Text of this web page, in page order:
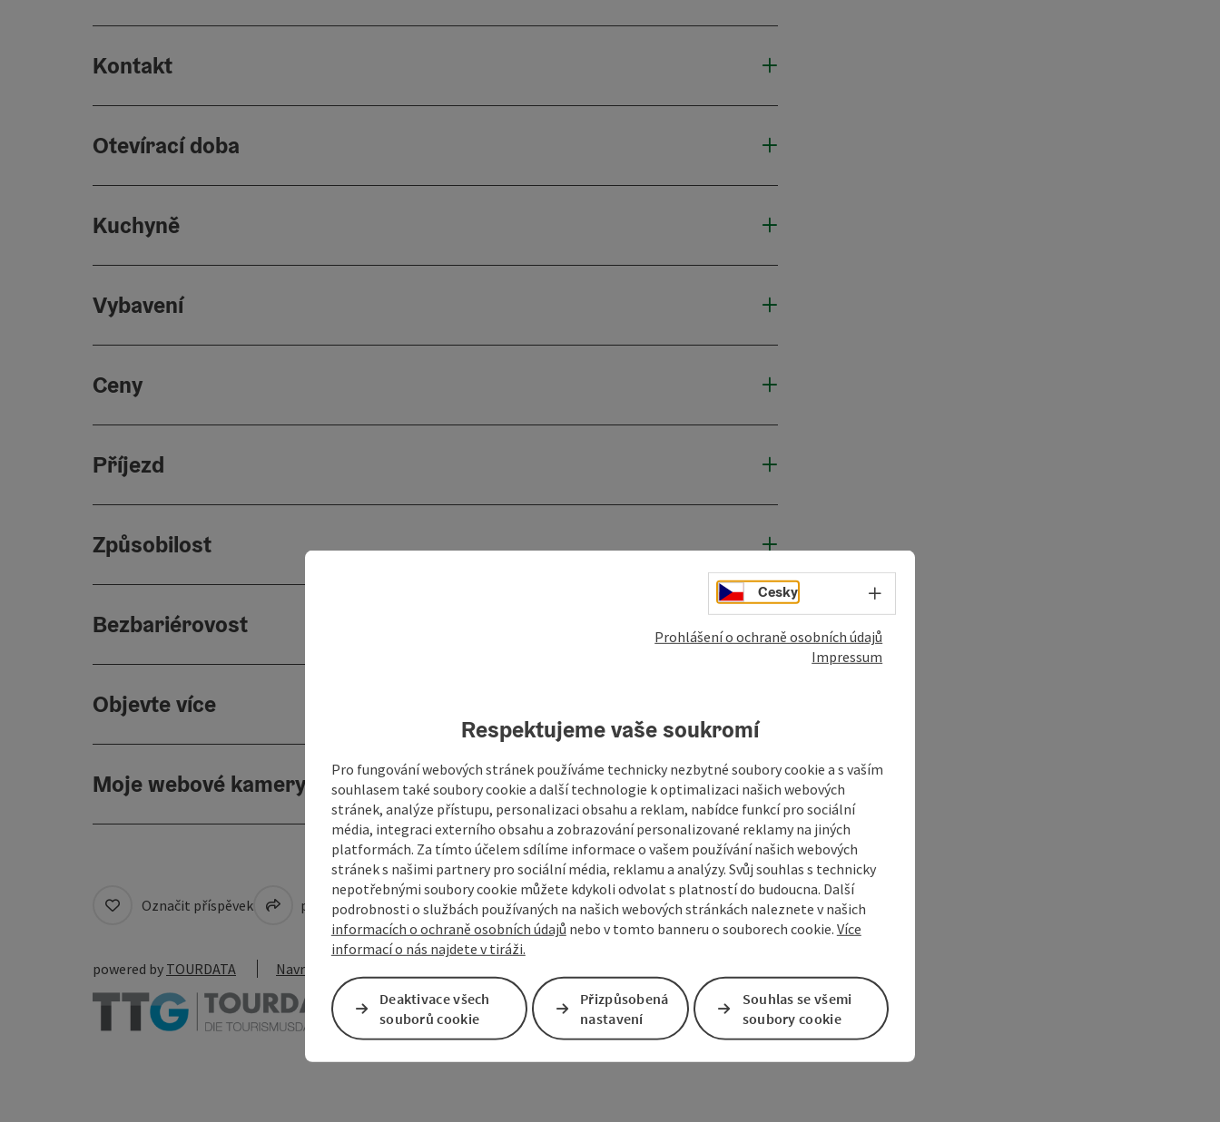
Kontakt
Otevírací doba
Kuchyně
Vybavení
Ceny
Příjezd
Způsobilost
Bezbariérovost
Objevte více
Moje webové kamery
Označit příspěvek přejít na poznámky Vytvořit PDF Vytisknout příspěvek V okolí
powered by TOURDATA Navrhnout změnu
Cesky Volba jazyka - Otevřít menu
Prohlášení o ochraně osobních údajů
Impressum
Respektujeme vaše soukromí
Pro fungování webových stránek používáme technicky nezbytné soubory cookie a s vaším
souhlasem také soubory cookie a další technologie k optimalizaci našich webových
stránek, analýze přístupu, personalizaci obsahu a reklam, nabídce funkcí pro sociální
média, integraci externího obsahu a zobrazování personalizované reklamy na jiných
platformách. Za tímto účelem sdílíme informace o vašem používání našich webových
stránek s našimi partnery pro sociální média, reklamu a analýzy. Svůj souhlas s technicky
nepotřebnými soubory cookie můžete kdykoli odvolat s platností do budoucna. Další
podrobnosti o službách používaných na našich webových stránkách naleznete v našich
informacích o ochraně osobních údajů nebo v tomto banneru o souborech cookie. Více
informací o nás najdete v tiráži.
Deaktivace všech
souborů cookie
Přizpůsobená
nastavení
Souhlas se všemi
soubory cookie